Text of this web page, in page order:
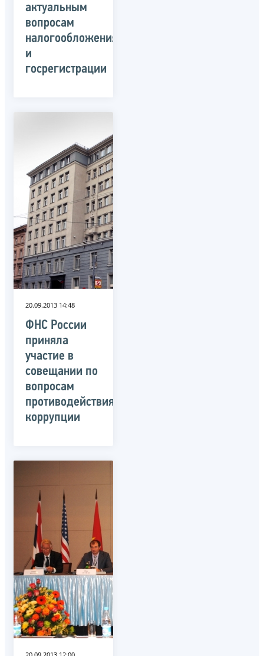
актуальным
вопросам
налогообложения
и
госрегистрации
20.09.2013 14:48
ФНС России
приняла
участие в
совещании по
вопросам
противодействия
коррупции